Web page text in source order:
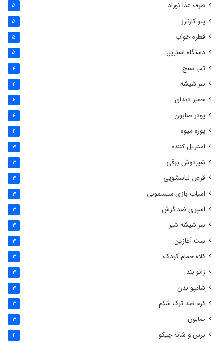
ظرف غذا نوزاد 5
پتو کارترز 5
قطره خواب 5
دستگاه استریل 5
تب سنج 4
سر شیشه 4
خمیر دندان 4
پودر صابون 4
پوره میوه 4
استریل کننده 3
شیردوش برقی 3
قرص لباسشویی 3
اسباب بازی سیسمونی 3
اسپری ضد گزش 3
سر شیشه شیر 3
ست آغازین 3
کلاه حمام کودک 3
زانو بند 3
شامپو بدن 3
کرم ضد ترک شکم 3
صابون 3
برس و شانه چیکو 4